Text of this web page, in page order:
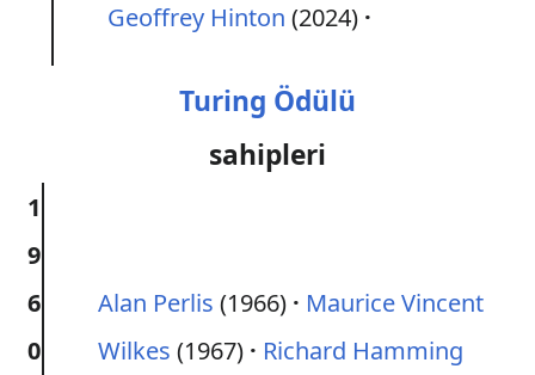
Geoffrey Hinton (2024)
Turing Ödülü
sahipleri
1
9
6
0
Alan Perlis (1966)
Maurice Vincent
Wilkes (1967)
Richard Hamming